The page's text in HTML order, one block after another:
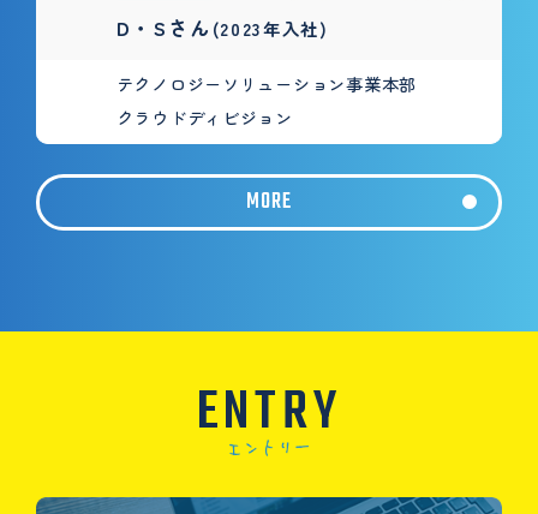
D・Sさん(2023年入社)
テクノロジーソリューション事業本部
クラウドディビジョン
MORE
ENTRY